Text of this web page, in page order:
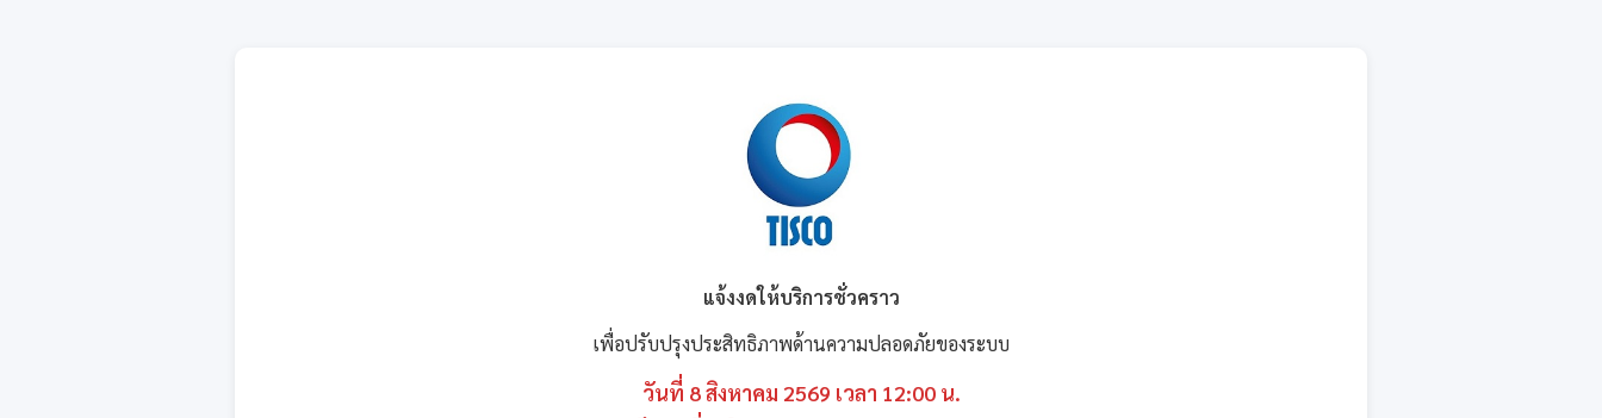
แจ้งงดให้บริการชั่วคราว
เพื่อปรับปรุงประสิทธิภาพด้านความปลอดภัยของระบบ
วันที่ 8 สิงหาคม 2569 เวลา 12:00 น.